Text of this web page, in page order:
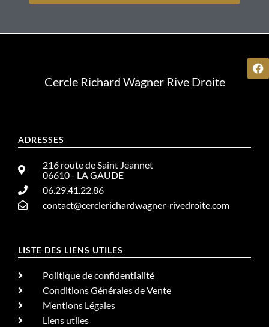
ADRESSES
216 route de Saint Jeannet
06610 - LA GAUDE
06.29.41.22.86
contact@cerclerichardwagner-rivedroite.com
LISTE DES LIENS UTILES
Politique de confidentialité
Conditions Générales de Vente
Mentions Légales
Liens utiles
Cercle Richard Wagner Rive Droite